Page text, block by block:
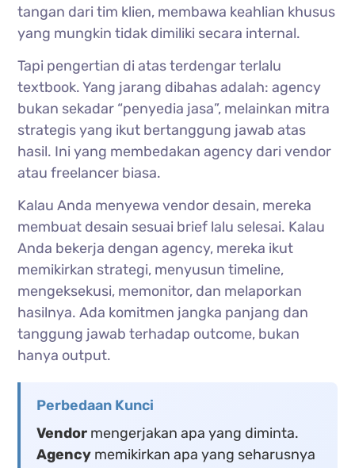
tangan dari tim klien, membawa keahlian khusus
yang mungkin tidak dimiliki secara internal.
Tapi pengertian di atas terdengar terlalu
textbook. Yang jarang dibahas adalah: agency
bukan sekadar “penyedia jasa”, melainkan mitra
strategis yang ikut bertanggung jawab atas
hasil. Ini yang membedakan agency dari vendor
atau freelancer biasa.
Kalau Anda menyewa vendor desain, mereka
membuat desain sesuai brief lalu selesai. Kalau
Anda bekerja dengan agency, mereka ikut
memikirkan strategi, menyusun timeline,
mengeksekusi, memonitor, dan melaporkan
hasilnya. Ada komitmen jangka panjang dan
tanggung jawab terhadap outcome, bukan
hanya output.
Perbedaan Kunci
Vendor mengerjakan apa yang diminta.
Agency memikirkan apa yang seharusnya